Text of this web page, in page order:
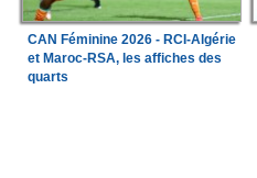
CAN Féminine 2026 - RCI-Algérie
et Maroc-RSA, les affiches des
quarts